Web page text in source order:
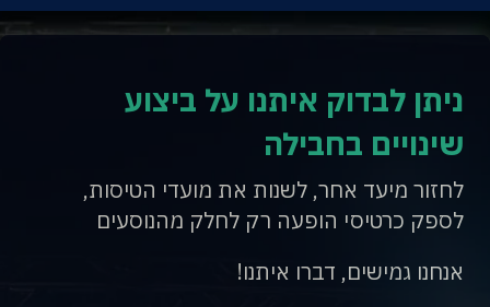
ניתן לבדוק איתנו על ביצוע
שינויים בחבילה
לחזור מיעד אחר, לשנות את מועדי הטיסות,
לספק כרטיסי הופעה רק לחלק מהנוסעים
אנחנו גמישים, דברו איתנו!